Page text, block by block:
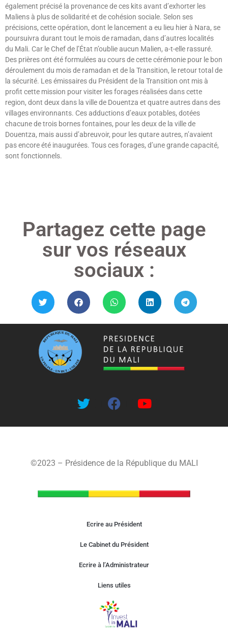
également précisé la provenance de ces kits avant d’exhorter les
Maliens à plus de solidarité et de cohésion sociale. Selon ses
précisions, cette opération, dont le lancement a eu lieu hier à Nara, se
poursuivra durant tout le mois de ramadan, dans d’autres localités
du Mali. Car le Chef de l’État n’oublie aucun Malien, a-t-elle rassuré.
Des prières ont été formulées au cours de cette cérémonie pour le bon
déroulement du mois de ramadan et de la Transition, le retour total de
la sécurité. Les émissaires du Président de la Transition ont mis à
profit cette mission pour visiter les forages réalisées dans cette
region, dont deux dans la ville de Douentza et quatre autres dans des
villages environnants. Ces adductions d’eaux potables, dotées
chacune de trois bornes fontaines, pour les deux de la ville de
Douentza, mais aussi d’abreuvoir, pour les qutare autres, n’avaient
pas encore été inaugurées. Tous ces forages, d’une grande capacité,
sont fonctionnels.
Partagez cette page
sur vos réseaux
sociaux :
©2023 – Présidence de la République du MALI
Ecrire au Président
Le Cabinet du Président
Ecrire à l’Administrateur
Liens utiles